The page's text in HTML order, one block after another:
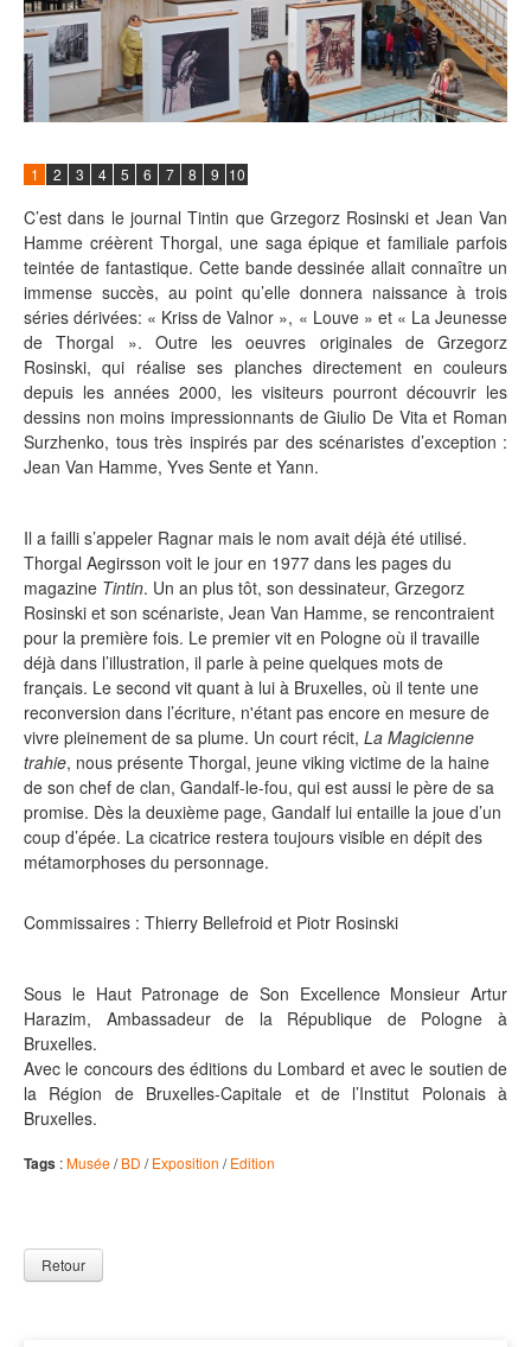
1 2 3 4 5 6 7 8 9 10
C’est dans le journal Tintin que Grzegorz Rosinski et Jean Van
Hamme créèrent Thorgal, une saga épique et familiale parfois
teintée de fantastique. Cette bande dessinée allait connaître un
immense succès, au point qu’elle donnera naissance à trois
séries dérivées: « Kriss de Valnor », « Louve » et « La Jeunesse
de Thorgal ». Outre les oeuvres originales de Grzegorz
Rosinski, qui réalise ses planches directement en couleurs
depuis les années 2000, les visiteurs pourront découvrir les
dessins non moins impressionnants de Giulio De Vita et Roman
Surzhenko, tous très inspirés par des scénaristes d’exception :
Jean Van Hamme, Yves Sente et Yann.
Il a failli s’appeler Ragnar mais le nom avait déjà été utilisé.
Thorgal Aegirsson voit le jour en 1977 dans les pages du
magazine Tintin. Un an plus tôt, son dessinateur, Grzegorz
Rosinski et son scénariste, Jean Van Hamme, se rencontraient
pour la première fois. Le premier vit en Pologne où il travaille
déjà dans l’illustration, il parle à peine quelques mots de
français. Le second vit quant à lui à Bruxelles, où il tente une
reconversion dans l’écriture, n'étant pas encore en mesure de
vivre pleinement de sa plume. Un court récit, La Magicienne
trahie, nous présente Thorgal, jeune viking victime de la haine
de son chef de clan, Gandalf-le-fou, qui est aussi le père de sa
promise. Dès la deuxième page, Gandalf lui entaille la joue d’un
coup d’épée. La cicatrice restera toujours visible en dépit des
métamorphoses du personnage.
Commissaires : Thierry Bellefroid et Piotr Rosinski
Sous le Haut Patronage de Son Excellence Monsieur Artur
Harazim, Ambassadeur de la République de Pologne à
Bruxelles.
Avec le concours des éditions du Lombard et avec le soutien de
la Région de Bruxelles-Capitale et de l’Institut Polonais à
Bruxelles.
Tags :Musée/BD /Exposition /Edition
Retour